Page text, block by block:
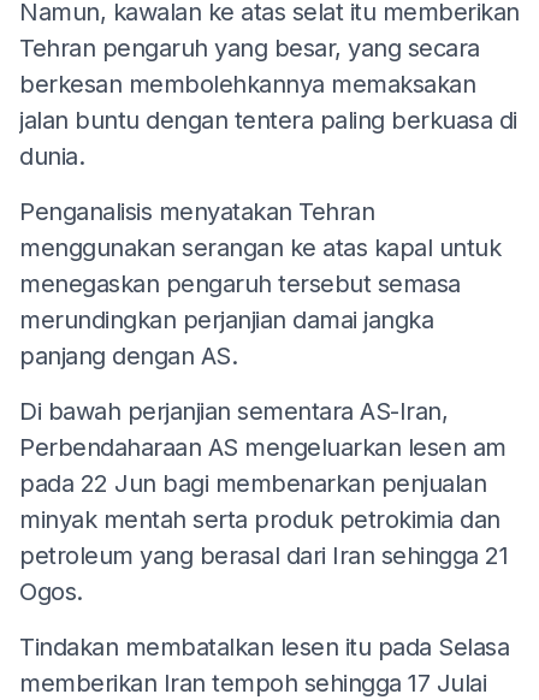
Namun, kawalan ke atas selat itu memberikan
Tehran pengaruh yang besar, yang secara
berkesan membolehkannya memaksakan
jalan buntu dengan tentera paling berkuasa di
dunia.
Penganalisis menyatakan Tehran
menggunakan serangan ke atas kapal untuk
menegaskan pengaruh tersebut semasa
merundingkan perjanjian damai jangka
panjang dengan AS.
Di bawah perjanjian sementara AS-Iran,
Perbendaharaan AS mengeluarkan lesen am
pada 22 Jun bagi membenarkan penjualan
minyak mentah serta produk petrokimia dan
petroleum yang berasal dari Iran sehingga 21
Ogos.
Tindakan membatalkan lesen itu pada Selasa
memberikan Iran tempoh sehingga 17 Julai